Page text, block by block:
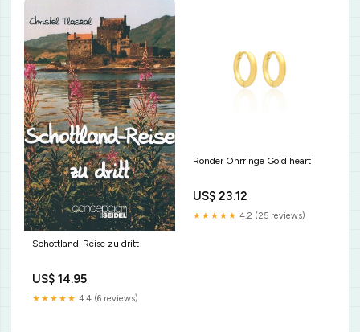
Schottland-Reise zu dritt
US$ 14.95
★★★★★ 4.4 (6 reviews)
Ronder Ohrringe Gold heart
US$ 23.12
★★★★★ 4.2 (25 reviews)